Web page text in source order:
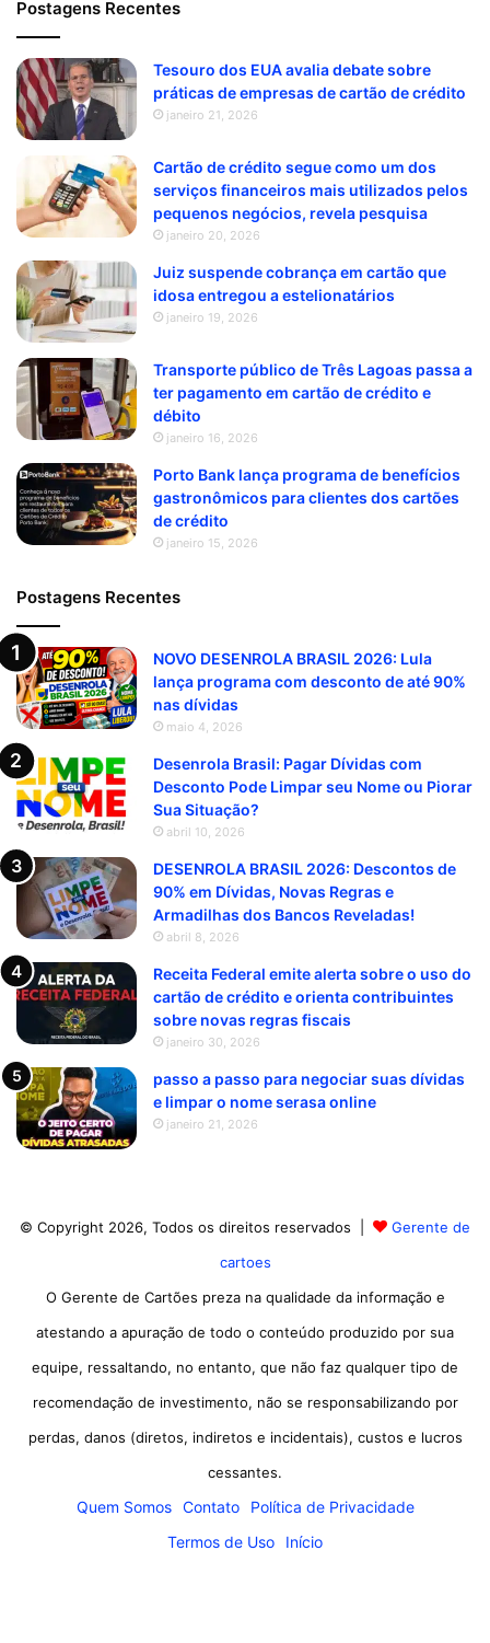
Postagens Recentes
Tesouro dos EUA avalia debate sobre
práticas de empresas de cartão de crédito
janeiro 21, 2026
Cartão de crédito segue como um dos
serviços financeiros mais utilizados pelos
pequenos negócios, revela pesquisa
janeiro 20, 2026
Juiz suspende cobrança em cartão que
idosa entregou a estelionatários
janeiro 19, 2026
Transporte público de Três Lagoas passa a
ter pagamento em cartão de crédito e
débito
janeiro 16, 2026
Porto Bank lança programa de benefícios
gastronômicos para clientes dos cartões
de crédito
janeiro 15, 2026
Postagens Recentes
NOVO DESENROLA BRASIL 2026: Lula
lança programa com desconto de até 90%
nas dívidas
maio 4, 2026
Desenrola Brasil: Pagar Dívidas com
Desconto Pode Limpar seu Nome ou Piorar
Sua Situação?
abril 10, 2026
DESENROLA BRASIL 2026: Descontos de
90% em Dívidas, Novas Regras e
Armadilhas dos Bancos Reveladas!
abril 8, 2026
Receita Federal emite alerta sobre o uso do
cartão de crédito e orienta contribuintes
sobre novas regras fiscais
janeiro 30, 2026
passo a passo para negociar suas dívidas
e limpar o nome serasa online
janeiro 21, 2026
© Copyright 2026, Todos os direitos reservados |
Gerente de
cartoes
O Gerente de Cartões preza na qualidade da informação e
atestando a apuração de todo o conteúdo produzido por sua
equipe, ressaltando, no entanto, que não faz qualquer tipo de
recomendação de investimento, não se responsabilizando por
perdas, danos (diretos, indiretos e incidentais), custos e lucros
cessantes.
Quem Somos Contato
Política de Privacidade
Termos de Uso
Início